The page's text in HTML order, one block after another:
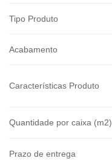
Tipo Produto
Acabamento
Características Produto
Quantidade por caixa (m2)
Prazo de entrega